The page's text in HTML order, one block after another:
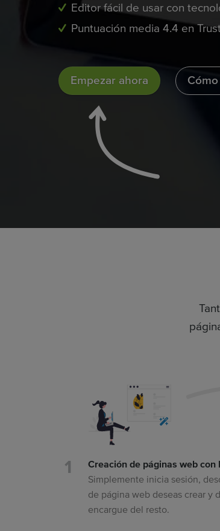
Editor fácil de usar con
Puntuación media 4.4 en
Empezar ahora
Creación de páginas web con
Simplemente inicia sesión,
de página web deseas crear y
encargue del resto.